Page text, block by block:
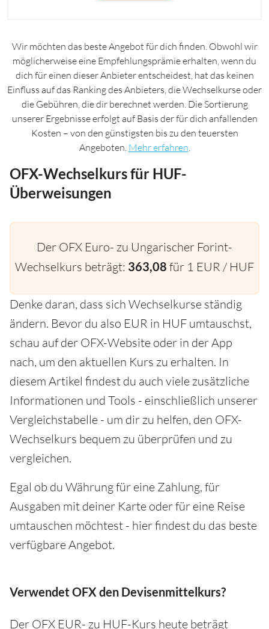
Wir möchten das beste Angebot für dich finden. Obwohl wir
möglicherweise eine Empfehlungsprämie erhalten, wenn du
dich für einen dieser Anbieter entscheidest, hat das keinen
Einfluss auf das Ranking des Anbieters, die Wechselkurse oder
die Gebühren, die dir berechnet werden. Die Sortierung
unserer Ergebnisse erfolgt auf Basis der für dich anfallenden
Kosten – von den günstigsten bis zu den teuersten
Angeboten. Mehr erfahren
OFX-Wechselkurs für HUF-
Überweisungen
Der OFX Euro- zu Ungarischer Forint-
Wechselkurs beträgt: 363,08 für 1 EUR / HUF
Denke daran, dass sich Wechselkurse ständig
ändern. Bevor du also EUR in HUF umtauschst,
schau auf der OFX-Website oder in der App
nach, um den aktuellen Kurs zu erhalten. In
diesem Artikel findest du auch viele zusätzliche
Informationen und Tools - einschließlich unserer
Vergleichstabelle - um dir zu helfen, den OFX-
Wechselkurs bequem zu überprüfen und zu
vergleichen.
Egal ob du Währung für eine Zahlung, für
Ausgaben mit deiner Karte oder für eine Reise
umtauschen möchtest - hier findest du das beste
verfügbare Angebot.
Verwendet OFX den Devisenmittelkurs?
Der OFX EUR- zu HUF-Kurs heute beträgt